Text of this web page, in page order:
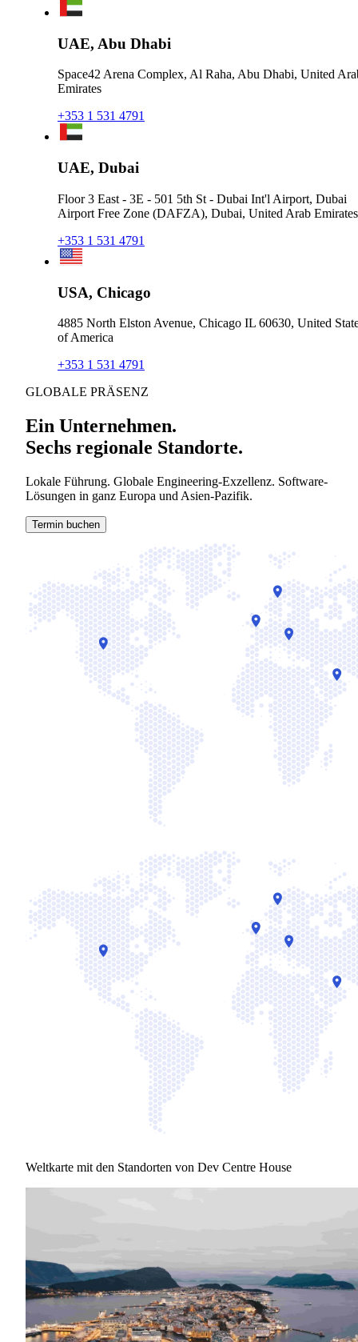
UAE, Abu Dhabi
Space42 Arena Complex, Al Raha, Abu Dhabi, United
Emirates
+353 1 531 4791
UAE, Dubai
Floor 3 East - 3E - 501 5th St - Dubai Int'l Airport, Dubai
Airport Free Zone (DAFZA), Dubai, United Arab Emirates
+353 1 531 4791
USA, Chicago
4885 North Elston Avenue, Chicago IL 60630, United
of America
+353 1 531 4791
GLOBALE PRÄSENZ
Ein Unternehmen.
Sechs regionale Standorte.
Lokale Führung. Globale Engineering-Exzellenz. Software-
Lösungen in ganz Europa und Asien-Pazifik.
Termin buchen
Weltkarte mit den Standorten von Dev Centre House